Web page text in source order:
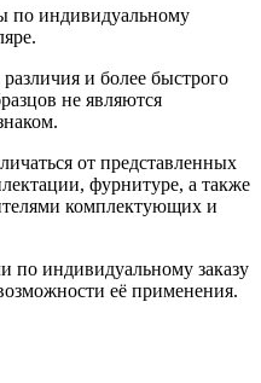
по индивидуальному
и более быстрого
не являются
от представленных
фурнитуре, а также
комплектующих и
по индивидуальному заказу
её применения.